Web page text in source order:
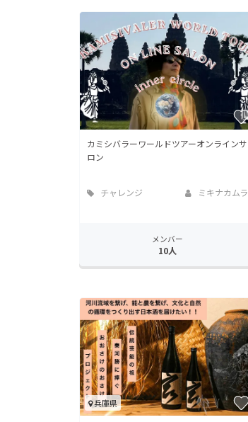
カミシバラーワールドツアーオンラインサ
ロン
チャレンジ ミキナカムラ
メンバー
10人
兵庫県